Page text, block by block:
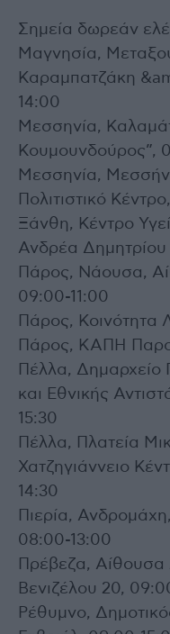
Σημεία δωρεάν
Μαγνησία,
Καραμπατζάκη
14:00
Μεσσηνία,
Κουμουνδούρος”,
Μεσσηνία,
Πολιτιστικό
Ξάνθη, Κέντρο
Ανδρέα
Πάρος, Νάουσα,
09:00-11:00
Πάρος, Κοινότητα
Πάρος, ΚΑΠΗ
Πέλλα, Δημαρχείο
και Εθνικής
15:30
Πέλλα, Πλατεία
Χατζηγιάννειο
14:30
Πιερία,
08:00-13:00
Πρέβεζα, Αίθουσα
Βενιζέλου 20,
Ρέθυμνο,